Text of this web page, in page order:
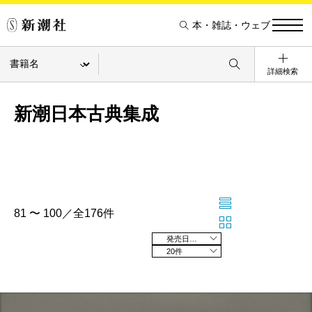
本・雑誌・ウェブ
詳細検索
新潮日本古典集成
81 〜 100／全176件
20件